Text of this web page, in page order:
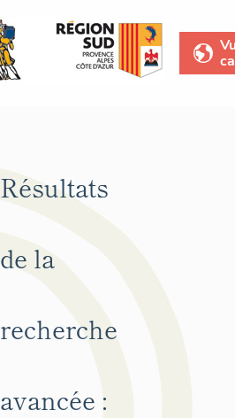
Résultats
de la
recherche
avancée :